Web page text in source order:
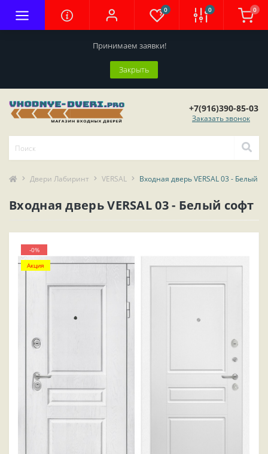
Принимаем заявки!
Закрыть
0 0 0
+7(916)390-85-03
Заказать звонок
Двери Лабиринт VERSAL Входная дверь VERSAL 03 - Белый
Входная дверь VERSAL 03 - Белый софт
-0%
Акция